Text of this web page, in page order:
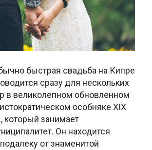
быстрая свадьба на Кипре
сразу для нескольких
в великолепном обновленном
особняке XIX
который занимает
Он находится
от знаменитой